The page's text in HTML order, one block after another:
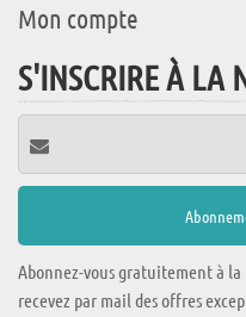
Mon compte
S'INSCRIRE À LA
Abonnez-vous gratuitement à
recevez par mail des offres